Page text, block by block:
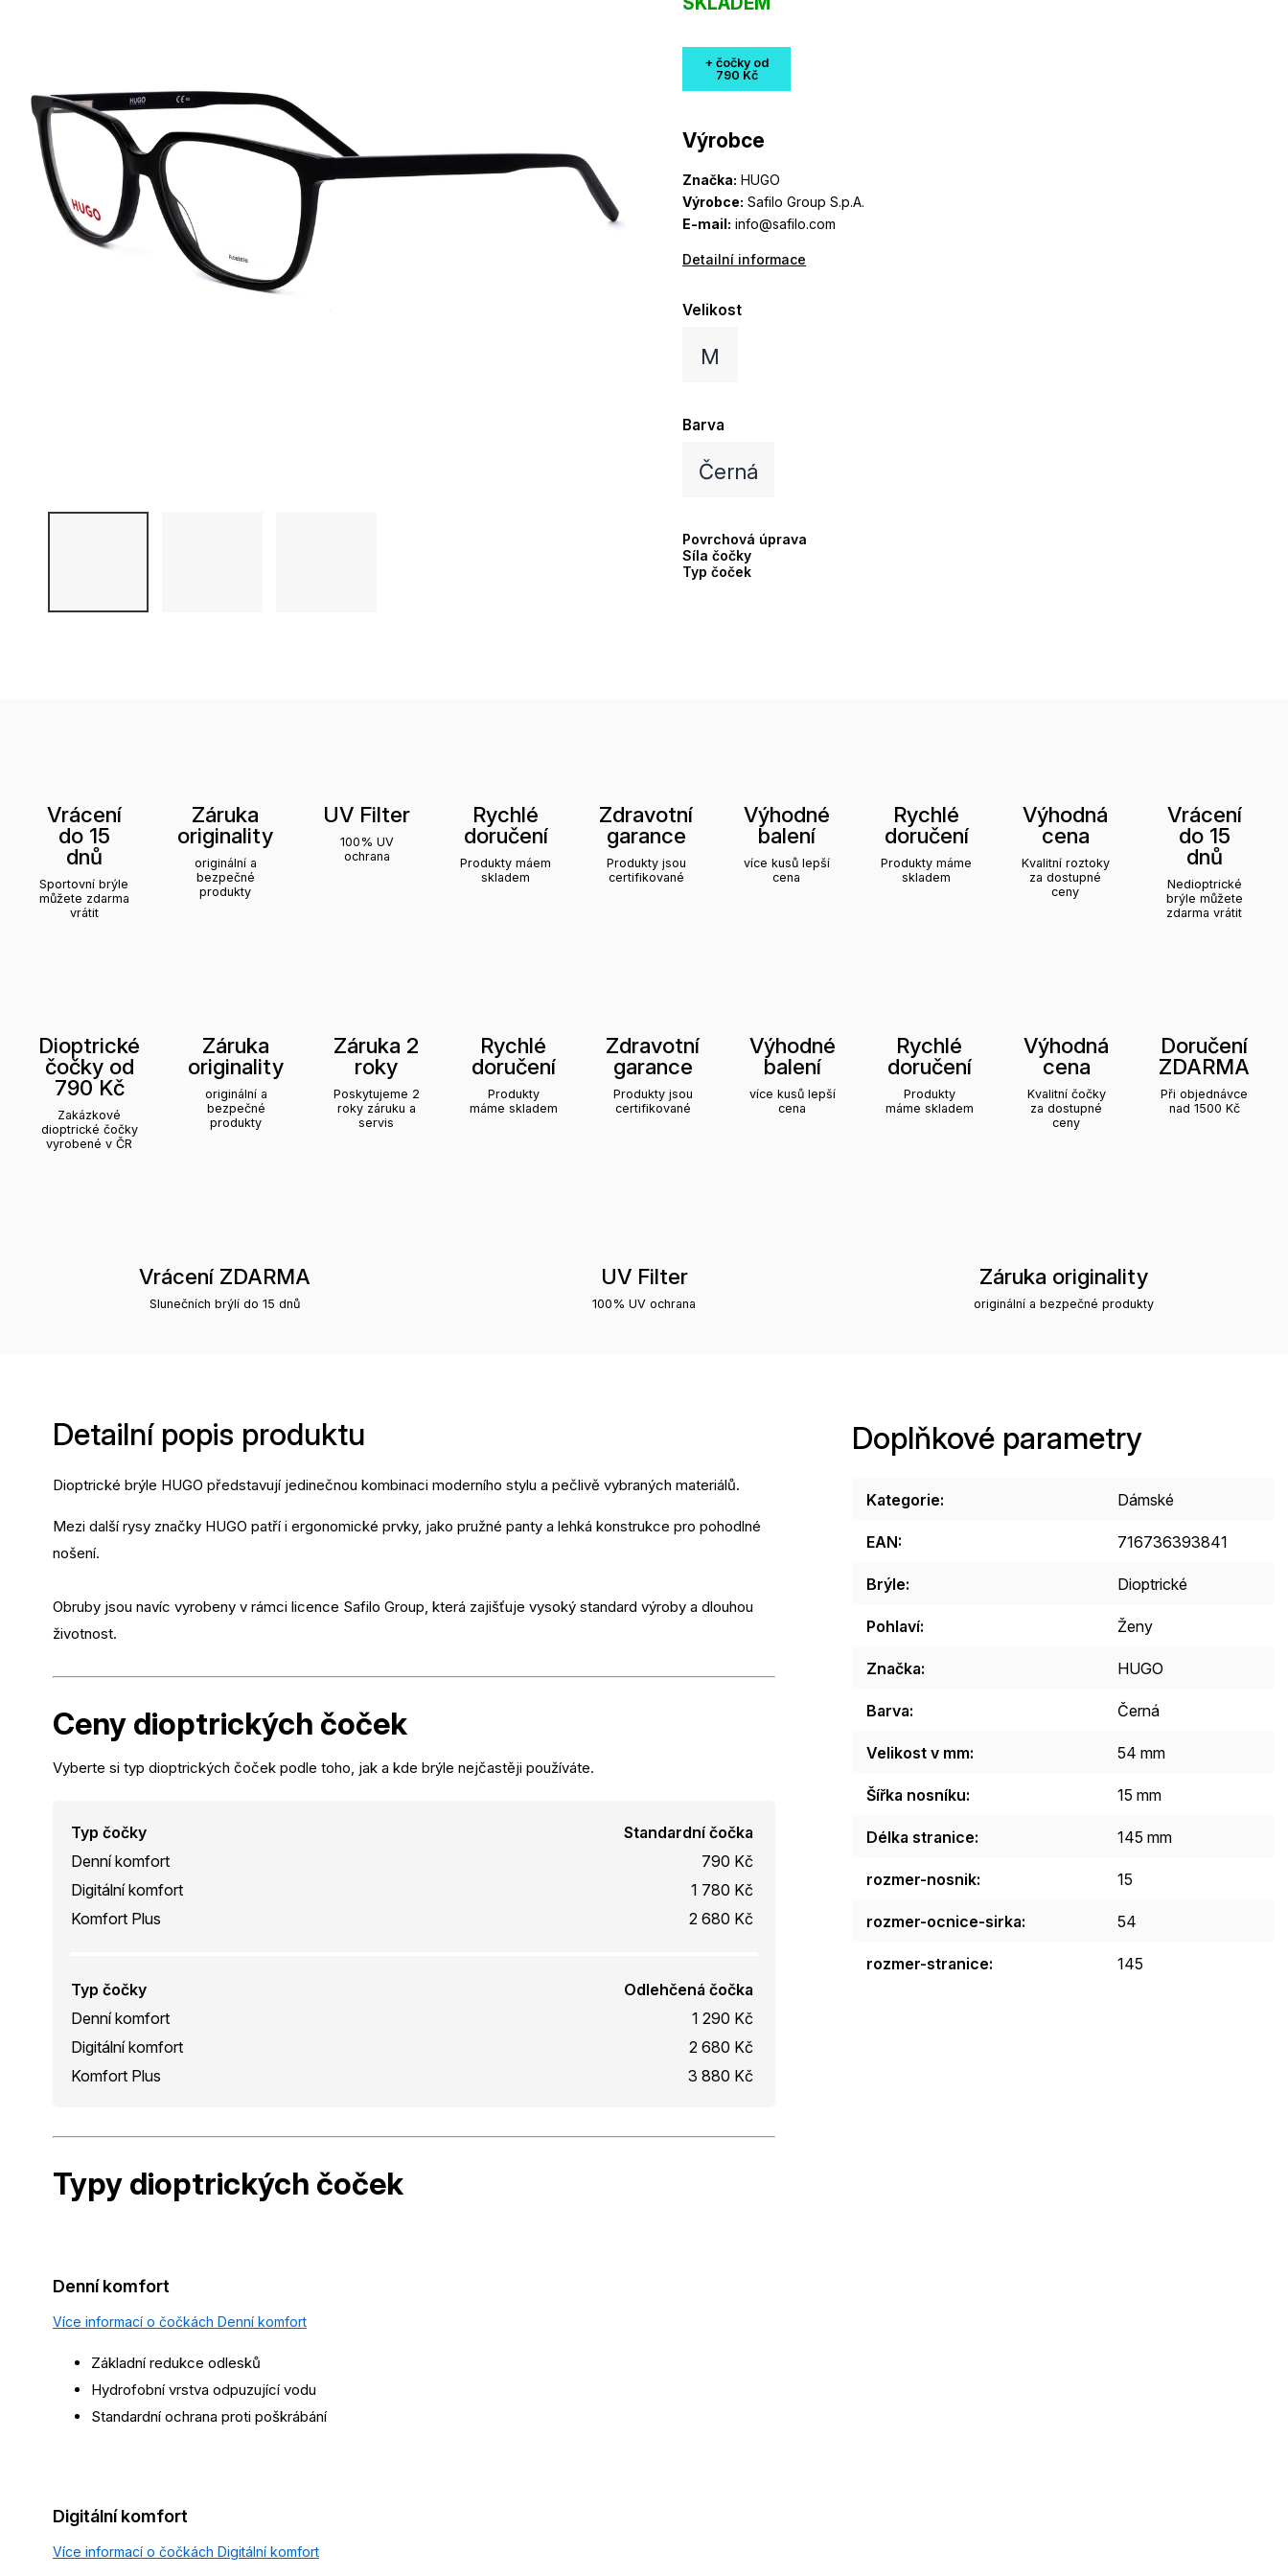
Výrobce
Značka: HUGO
Výrobce: Safilo Group S.p.A.
E-mail: info@safilo.com
Detailní informace
+ čočky od
790 Kč
Velikost
M
Barva
Černá
Povrchová úprava
Síla čočky
Typ čoček
Vrácení
do 15
dnů
Sportovní brýle
můžete zdarma
vrátit
Záruka
originality
originální a
bezpečné
produkty
UV Filter
100% UV
ochrana
Rychlé
doručení
Produkty máem
skladem
Zdravotní
garance
Produkty jsou
certifikované
Výhodné
balení
více kusů lepší
cena
Rychlé
doručení
Produkty máme
skladem
Výhodná
cena
Kvalitní roztoky
za dostupné
ceny
Vrácení
do 15
dnů
Nedioptrické
brýle můžete
zdarma vrátit
Dioptrické
čočky od
790 Kč
Zakázkové
dioptrické čočky
vyrobené v ČR
Záruka
originality
originální a
bezpečné
produkty
Záruka 2
roky
Poskytujeme 2
roky záruku a
servis
Rychlé
doručení
Produkty
máme skladem
Zdravotní
garance
Produkty jsou
certifikované
Výhodné
balení
více kusů lepší
cena
Rychlé
doručení
Produkty
máme skladem
Výhodná
cena
Kvalitní čočky
za dostupné
ceny
Doručení
ZDARMA
Při objednávce
nad 1500 Kč
Vrácení ZDARMA
Slunečních brýlí do 15 dnů
UV Filter
100% UV ochrana
Záruka originality
originální a bezpečné produkty
Detailní popis produktu
Dioptrické brýle HUGO představují jedinečnou kombinaci moderního stylu a pečlivě vybraných materiálů.
Mezi další rysy značky HUGO patří i ergonomické prvky, jako pružné panty a lehká konstrukce pro pohodlné
nošení.
Obruby jsou navíc vyrobeny v rámci licence Safilo Group, která zajišťuje vysoký standard výroby a dlouhou
životnost.
Ceny dioptrických čoček
Vyberte si typ dioptrických čoček podle toho, jak a kde brýle nejčastěji používáte.
Typ čočky
Standardní čočka
Denní komfort
790 Kč
Digitální komfort
1 780 Kč
Komfort Plus
2 680 Kč
Typ čočky
Odlehčená čočka
Denní komfort
1 290 Kč
Digitální komfort
2 680 Kč
Komfort Plus
3 880 Kč
Typy dioptrických čoček
Denní komfort
Více informací o čočkách Denní komfort
Základní redukce odlesků
Hydrofobní vrstva odpuzující vodu
Standardní ochrana proti poškrábání
Digitální komfort
Více informací o čočkách Digitální komfort
Doplňkové parametry
Kategorie: Dámské
EAN: 716736393841
Brýle: Dioptrické
Pohlaví: Ženy
Značka: HUGO
Barva: Černá
Velikost v mm: 54 mm
Šířka nosníku: 15 mm
Délka stranice: 145 mm
rozmer-nosnik: 15
rozmer-ocnice-sirka: 54
rozmer-stranice: 145